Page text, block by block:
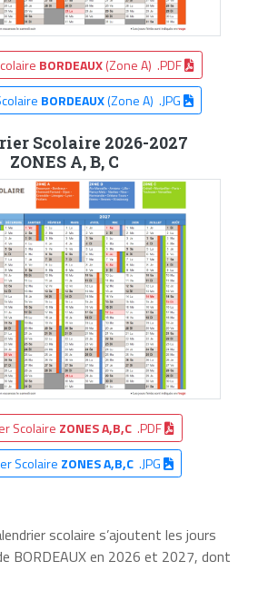
BORDEAUX(Zone A) .PDF
BORDEAUX(Zone A) .JPG
Scolaire 2026-2027
ZONES A, B, C
Scolaire ZONES A,B,C .PDF
Scolaire ZONES A,B,C.JPG
scolaire s’ajoutent les jours
BORDEAUX en 2026 et 2027, dont